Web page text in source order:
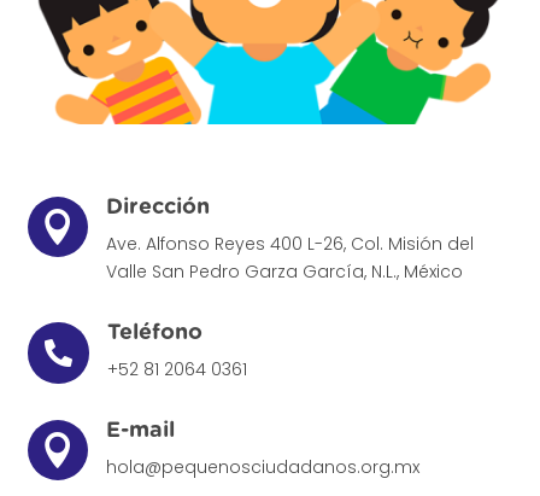

Dirección
Ave. Alfonso Reyes 400 L-26, Col. Misión del
Valle San Pedro Garza García, N.L., México

Teléfono
+52 81 2064 0361

E-mail
hola@pequenosciudadanos.org.mx